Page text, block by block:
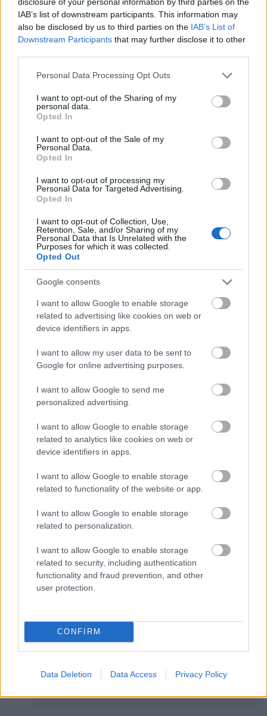
IAB’s list of downstream participants. This information may
also be disclosed by us to third parties on the IAB’s List of
Downstream Participants that may further disclose it to other
Please note that this website/app uses one or more Google
not limited to your visit or usage behaviour. You may click to
grant or deny consent to Google and its third-party tags to
use your data for below specified purposes in below Google
consent section.
Personal Data Processing Opt Outs
I want to opt-out of the Sharing of my
personal data.
Opted In
I want to opt-out of the Sale of my
Personal Data.
Opted In
I want to opt-out of processing my
Personal Data for Targeted Advertising.
Opted In
I want to opt-out of Collection, Use,
Retention, Sale, and/or Sharing of my
Personal Data that Is Unrelated with the
Purposes for which it was collected.
Opted Out
Google consents
I want to allow Google to enable storage
related to advertising like cookies on web or
device identifiers in apps.
I want to allow my user data to be sent to
Google for online advertising purposes.
I want to allow Google to send me
personalized advertising.
I want to allow Google to enable storage
related to analytics like cookies on web or
device identifiers in apps.
I want to allow Google to enable storage
related to functionality of the website or app.
I want to allow Google to enable storage
related to personalization.
I want to allow Google to enable storage
related to security, including authentication
functionality and fraud prevention, and other
user protection.
CONFIRM
Data Deletion Data Access Privacy Policy
feldolgozóipar negyedét teszi különösen sok
múlik az autóipar szereplésén. Bár van
olyan gyár, amely megduplázza majd a
termelését itthon, így is sok a kérdőjel az
ágazat körül. Nem csak a vámok miatt kell
aggódni.
Lassan már lufit hámozni is egyszerübb, mint
előrejelzéseket készíteni a világgazdaságról
Nem csak hónapokra, de olykor hetekre előre
is nehéz megmondani, hogy a nagyvilágban
milyen keretek között folyik majd a
kereskedelem
egymást érik a vámbejelentések,
gyakran a bevezetett intézkedéseket is
visszavonják.
Egy biztos: jelenleg az autóipar elé a vámok
komoly akadályokat görgetnek. Még úgyis,
hogy aTrump-kormányzat néhány könnyítést
jelentett be a napokban. Ezek szerint:
az ágazati szereplők a következő két
esztendőben visszaigényelhetik a
gépjárművek és alkatrészek importjára
kivetett 25 százalékos vám egy részét
azoknak az autógyártóknak, akik
acélalkatrészeket, például
karosszériaelemeket importálnak nem
kell többszörös vámot fizetniük.
Magyarán nem kell egyszerre állniuk a
értéke után járó 25%-os vámot is.
alkatrészeket nem érinti a 25%-os